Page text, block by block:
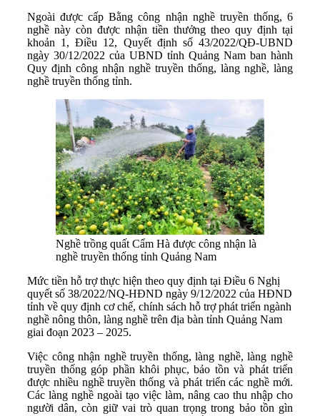
Ngoài được cấp Bằng công nhận nghề truyền thống, 6
nghề này còn được nhận tiền thưởng theo quy định tại
khoản 1, Điều 12, Quyết định số 43/2022/QĐ-UBND
ngày 30/12/2022 của UBND tỉnh Quảng Nam ban hành
Quy định công nhận nghề truyền thống, làng nghề, làng
nghề truyền thống tỉnh.
Nghề trồng quất Cẩm Hà được công nhận là
nghề truyền thống tỉnh Quảng Nam
Mức tiền hỗ trợ thực hiện theo quy định tại Điều 6 Nghị
quyết số 38/2022/NQ-HĐND ngày 9/12/2022 của HĐND
tỉnh về quy định cơ chế, chính sách hỗ trợ phát triển ngành
nghề nông thôn, làng nghề trên địa bàn tỉnh Quảng Nam
giai đoạn 2023 – 2025.
Việc công nhận nghề truyền thống, làng nghề, làng nghề
truyền thống góp phần khôi phục, bảo tồn và phát triển
được nhiều nghề truyền thống và phát triển các nghề mới.
Các làng nghề ngoài tạo việc làm, nâng cao thu nhập cho
người dân, còn giữ vai trò quan trọng trong bảo tồn gìn